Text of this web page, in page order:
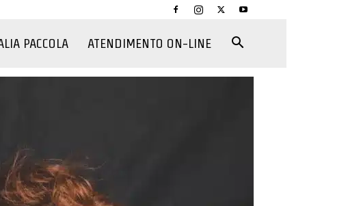
PACCOLA ATENDIMENTO ON-LINE